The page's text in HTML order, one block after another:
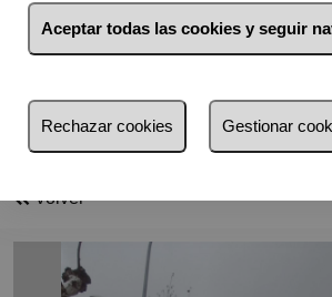
947501662
Volver
Aceptar todas las cookies y seguir
Rechazar cookies Gestionar